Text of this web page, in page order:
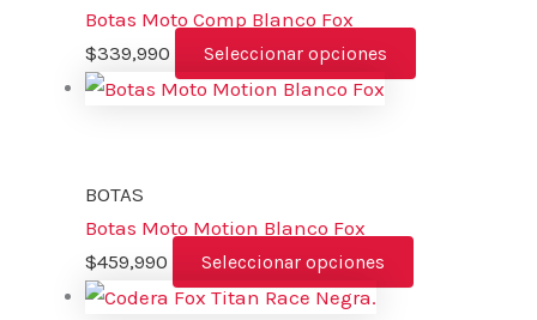
Botas Moto Comp Blanco Fox
$339,990 Seleccionar opciones
BOTAS
Botas Moto Motion Blanco Fox
$459,990 Seleccionar opciones